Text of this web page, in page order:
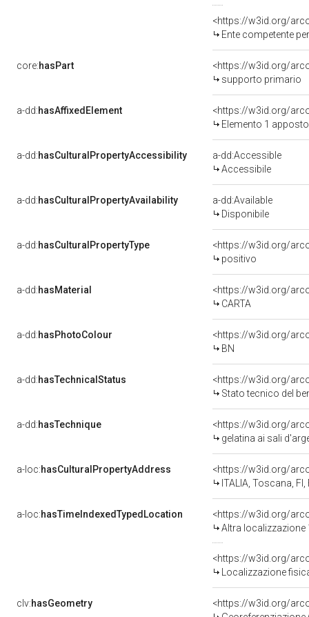
<https://w3id.org/
Ente competente per tutela del
core:hasPart
<https://w3id.org/
supporto primario
a-dd:hasAffixedElement
<https://w3id.org/
Elemento 1
a-dd:hasCulturalPropertyAccessibility
a-dd:Accessible
Accessibile
a-dd:hasCulturalPropertyAvailability
a-dd:Available
Disponibile
a-dd:hasCulturalPropertyType
<https://w3id.org/
positivo
a-dd:hasMaterial
<https://w3id.org/
CARTA
a-dd:hasPhotoColour
<https://w3id.org/
BN
a-dd:hasTechnicalStatus
<https://w3id.org/
Stato tecnico del
a-dd:hasTechnique
<https://w3id.org/
gelatina ai sali
a-loc:hasCulturalPropertyAddress
<https://w3id.org/
ITALIA, Toscana, FI,
a-loc:hasTimeIndexedTypedLocation
<https://w3id.org/
Altra localizzazione
<https://w3id.org/
Localizzazione
clv:hasGeometry
<https://w3id.org/